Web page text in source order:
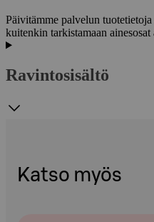
Päivitämme palvelun
kuitenkin tarkistamaan
Ravintosisältö
Katso myös